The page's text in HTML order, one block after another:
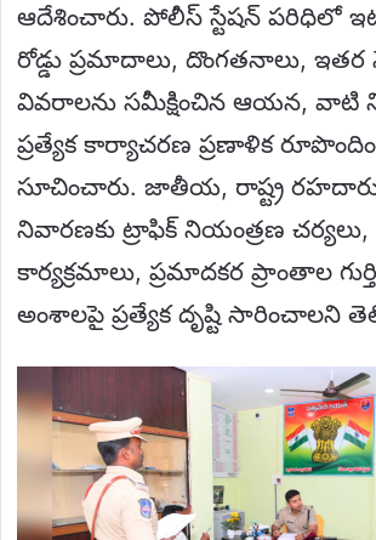
ఆదేశించారు. పోలీస్ స్టేషన్ పరిధిలో
రోడ్డు ప్రమాదాలు, దొంగతనాలు,
వివరాలను సమీక్షించిన ఆయన, వాటి
ప్రత్యేక కార్యాచరణ ప్రణాళిక
సూచించారు. జాతీయ, రాష్ట్ర
నివారణకు ట్రాఫిక్ నియంత్రణ
కార్యక్రమాలు, ప్రమాదకర ప్రాంతాల
అంశాలపై ప్రత్యేక దృష్టి సారించాలని